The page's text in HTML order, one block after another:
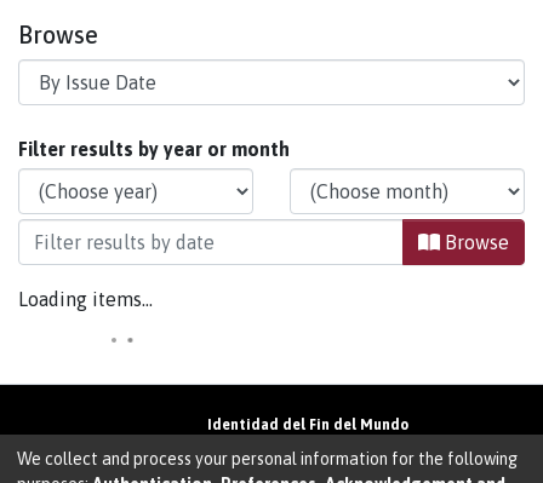
Browse
Browsing Instituto de la Patagonia by Issue
Filter results by year or month
Browse
Loading items...
Identidad del Fin del Mundo
01855 • Punta Arenas • Chile
We collect and process your personal information for the following